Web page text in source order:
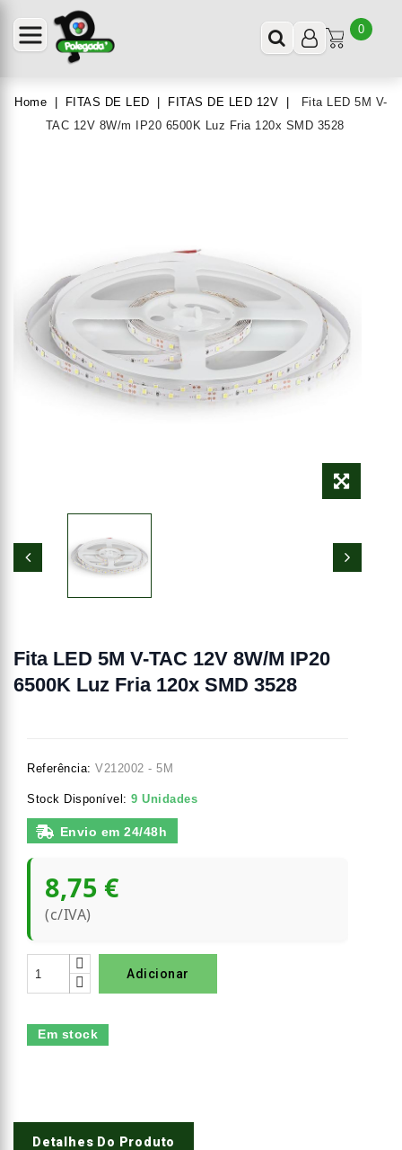
0
Home FITAS DE LED FITAS DE LED 12V
Fita LED 5M V-
TAC 12V 8W/m IP20 6500K Luz Fria 120x SMD 3528
Fita LED 5M V-TAC 12V 8W/m IP20
6500K Luz Fria 120x SMD 3528
Referência: V212002 - 5M
Stock Disponível: 9 Unidades
Envio em 24/48h
8,75 €
(c/IVA)
Adicionar
Em stock
Detalhes Do Produto